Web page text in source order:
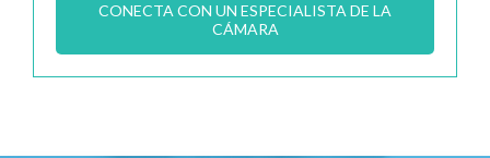
CONECTA CON UN ESPECIALISTA DE LA
CÁMARA